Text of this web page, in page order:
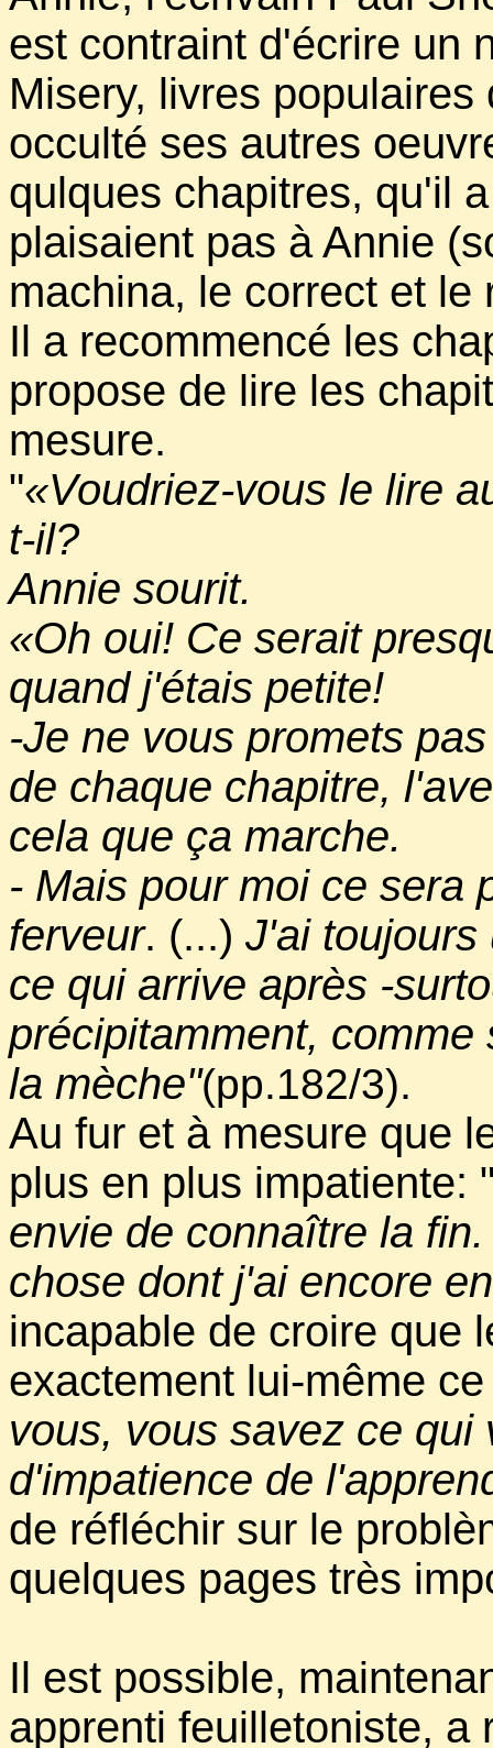
est contraint d'écrire un
Misery, livres
occulté ses autres
qulques chapitres, qu'il
plaisaient pas à Annie
machina, le correct et le
Il a recommencé les
propose de lire les
mesure.
"«Voudriez-vous le lire
t-il?
Annie sourit.
«Oh oui! Ce serait
quand j'étais petite!
-Je ne vous promets
de chaque chapitre,
cela que ça marche.
- Mais pour moi ce sera
ferveur. (...) J'ai toujours
ce qui arrive après -
précipitamment,
la mèche"(pp.182/3).
Au fur et à mesure que
plus en plus impatiente:
envie de connaître la
chose dont j'ai encore
incapable de croire que
exactement lui-même
vous, vous savez ce
d'impatience de
de réfléchir sur le
quelques pages très
Il est possible,
apprenti feuilletoniste, a